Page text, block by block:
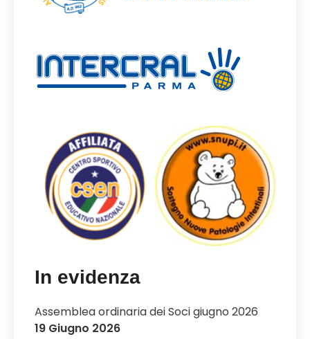
In evidenza
Assemblea ordinaria dei Soci giugno 2026
19 Giugno 2026